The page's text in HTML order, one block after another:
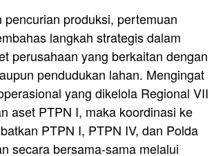
pencurian produksi, pertemuan
langkah strategis dalam
perusahaan yang berkaitan dengan
pendudukan lahan. Mengingat
yang dikelola Regional VII
aset PTPN I, maka koordinasi ke
PTPN I, PTPN IV, dan Polda
secara bersama-sama melalui